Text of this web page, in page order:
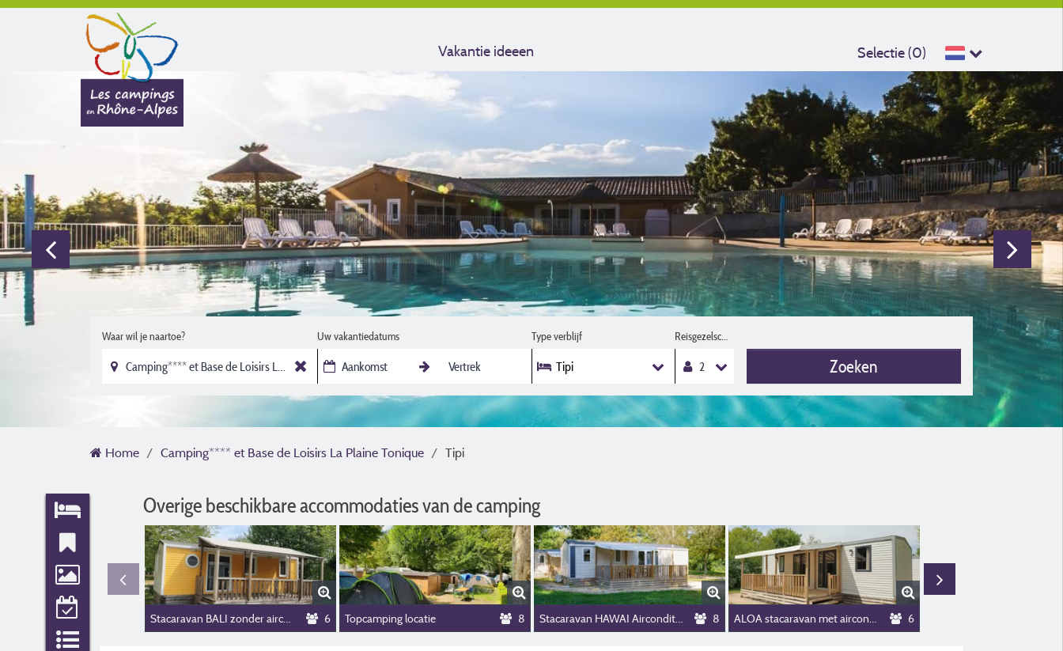
Vakantie ideeen Selectie (0)
Waar wil je naartoe? Uw vakantiedatums Type verblijf
Tipi
Reisgezelschap
Zoeken
Home Camping**** et Base de Loisirs La Plaine Tonique Tipi
Overige beschikbare accommodaties van de camping
Stacaravan BALI zonder airconditioning 6 Topcamping locatie 8 Stacaravan HAWAI Airconditioning 8 6